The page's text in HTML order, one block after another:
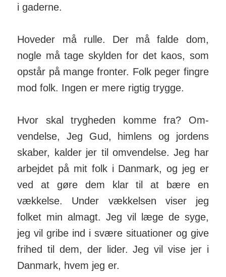
i gaderne.
Hoveder må rulle. Der må falde dom,
nogle må tage skylden for det kaos, som
opstår på mange fronter. Folk peger fingre
mod folk. In­gen er mere rigtig trygge.
Hvor skal trygheden komme fra? Om­
vendelse, Jeg Gud, himlens og jordens
skaber, kalder jer til om­vendelse. Jeg har
arbejdet på mit folk i Danmark, og jeg er
ved at gøre dem klar til at bære en
vækkelse. Under vækkelsen viser jeg
folket min almagt. Jeg vil læge de syge,
jeg vil gribe ind i svære situa­tioner og give
frihed til dem, der lider. Jeg vil vise jer i
Danmark, hvem jeg er.